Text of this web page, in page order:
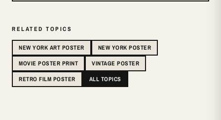
RELATED TOPICS
NEW YORK ART POSTER
NEW YORK POSTER
MOVIE POSTER PRINT
VINTAGE POSTER
RETRO FILM POSTER
ALL TOPICS